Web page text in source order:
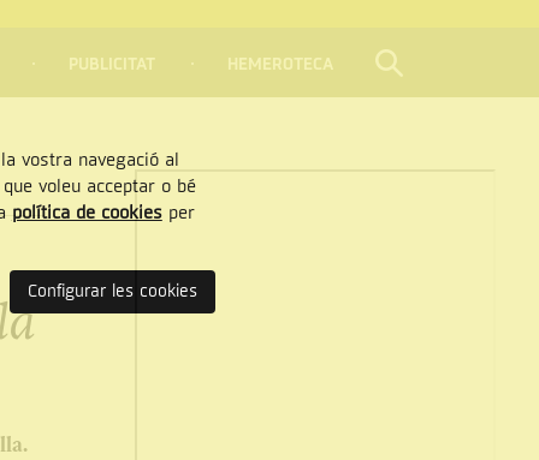
PUBLICITAT HEMEROTECA CERCAR
vostra navegació al
voleu acceptar o bé
política de cookiesper
Configurar les cookies